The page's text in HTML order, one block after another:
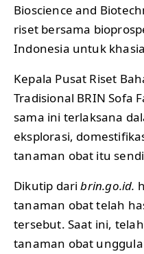
Bioscience and
riset bersama
Indonesia untuk
Kepala Pusat Riset
Tradisional BRIN Sofa
sama ini terlaksana
eksplorasi,
tanaman obat itu
Dikutip daribrin.go.id.
tanaman obat telah
tersebut. Saat ini,
tanaman obat